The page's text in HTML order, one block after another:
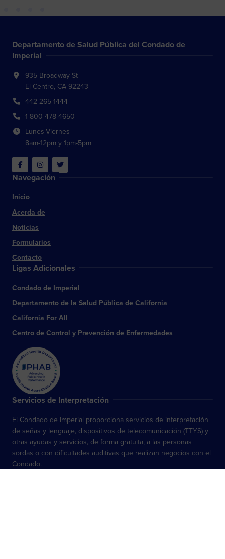
Departamento de Salud Pública del Condado de
Imperial
935 Broadway St
El Centro, CA 92243
442-265-1444
1-800-478-4650
Lunes-Viernes
8am-12pm y 1pm-5pm
FacebookInstagramTwitter
Navegación
Inicio
Acerda de
Noticias
Formularios
Contacto
Ligas Adicionales
Condado de Imperial
Departamento de la Salud Pública de California
California For All
Centro de Control y Prevención de Enfermedades
Servicios de Interpretación
El Condado de Imperial proporciona servicios de interpretación
de señas y lenguaje, dispositivos de telecomunicación (TTYS) y
otras ayudas y servicios, de forma gratuita, a las personas
sordas o con dificultades auditivas que realizan negocios con el
Condado.